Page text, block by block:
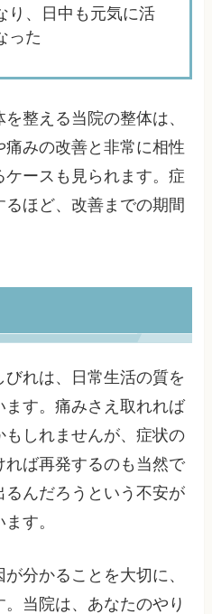
り、日中も元気に活
った
整える当院の整体は、
みの改善と非常に相性
ースも見られます。症
ほど、改善までの期間
れは、日常生活の質を
す。痛みさえ取れれば
しれませんが、症状の
れば再発するのも当然で
んだろうという不安が
す。
分かることを大切に、
当院は、あなたのやり